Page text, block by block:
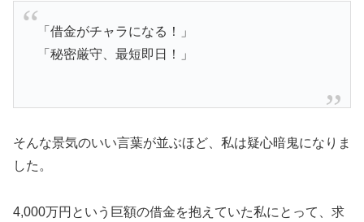
「借金がチャラになる！」
「秘密厳守、最短即日！」
そんな景気のいい言葉が並ぶほど、私は疑心暗鬼になりま
した。
4,000万円という巨額の借金を抱えていた私にとって、求